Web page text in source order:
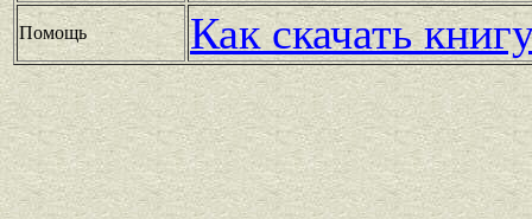
Помощь Как скачать